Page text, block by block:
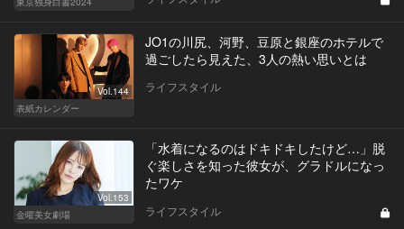
Vol.144
表紙カレンダー
JO1の川尻、河野、豆原と銀座のホテルで
過ごしたら見えた、3人の熱い思いとは
ライフスタイル
Vol.153
金曜美女劇場
「水着になるのはドキドキしたけど…」脱
ぐ楽しさを知った彼女が、グラドルになっ
たワケ
ライフスタイル